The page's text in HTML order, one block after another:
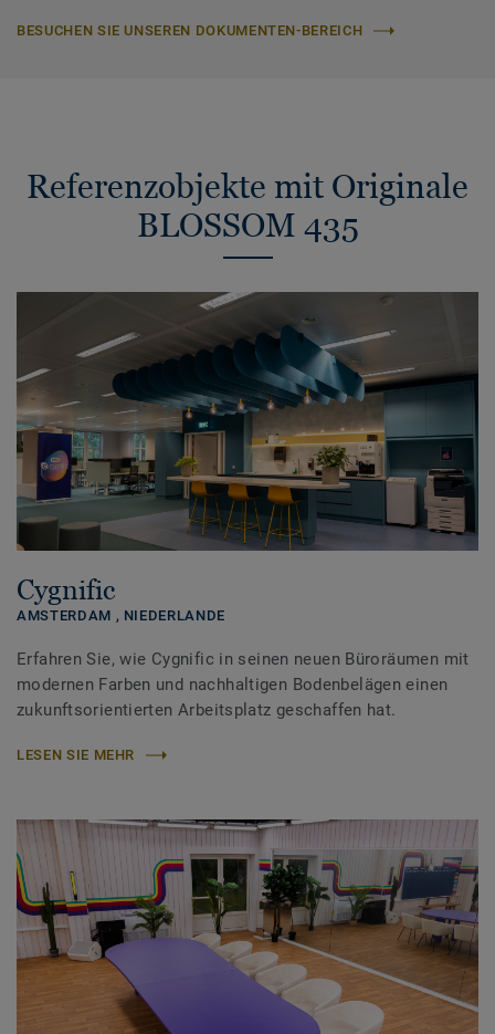
BESUCHEN SIE UNSEREN DOKUMENTEN-BEREICH
Referenzobjekte mit Originale
BLOSSOM 435
Cygnific
AMSTERDAM , NIEDERLANDE
Erfahren Sie, wie Cygnific in seinen neuen Büroräumen mit
modernen Farben und nachhaltigen Bodenbelägen einen
zukunftsorientierten Arbeitsplatz geschaffen hat.
LESEN SIE MEHR